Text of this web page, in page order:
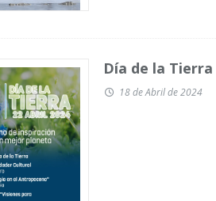
Día de la Tierra
18 de Abril de 2024